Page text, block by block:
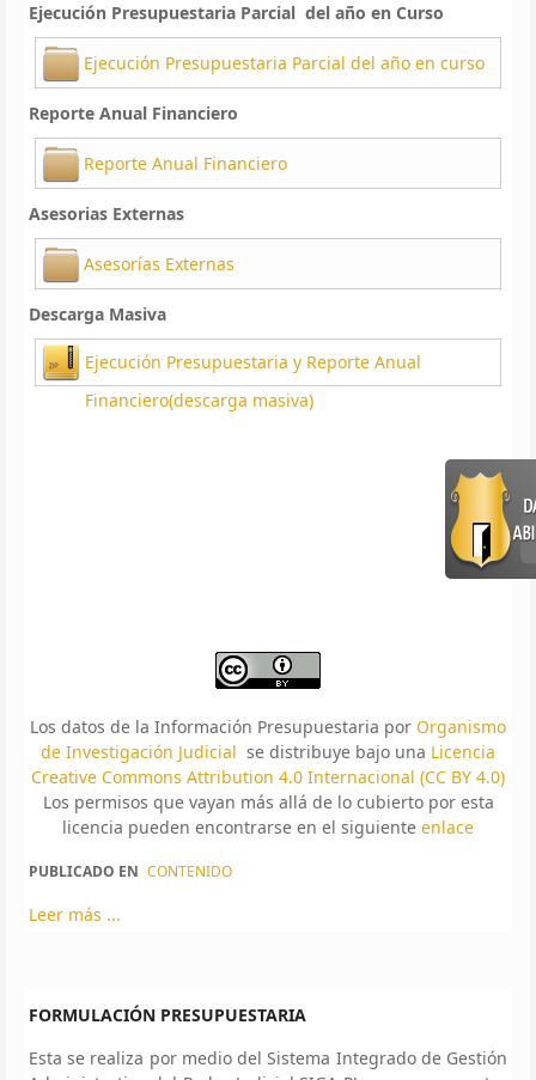
Ejecución Presupuestaria Parcial del año en Curso
Ejecución Presupuestaria Parcial del año en curso
Reporte Anual Financiero
Reporte Anual Financiero
Asesorias Externas
Asesorías Externas
Descarga Masiva
Ejecución Presupuestaria y Reporte Anual
Financiero(descarga masiva)
Los datos de la Información Presupuestaria por Organismo
de Investigación Judicial se distribuye bajo una Licencia
Creative Commons Attribution 4.0 Internacional (CC BY 4.0)
Los permisos que vayan más allá de lo cubierto por esta
licencia pueden encontrarse en el siguiente enlace
PUBLICADO EN CONTENIDO
Leer más ...
FORMULACIÓN PRESUPUESTARIA
Esta se realiza por medio del Sistema Integrado de Gestión